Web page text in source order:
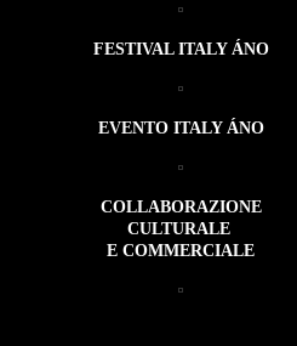
FESTIVAL ITALY ÁNO
EVENTO ITALY ÁNO
COLLABORAZIONE
CULTURALE
E COMMERCIALE